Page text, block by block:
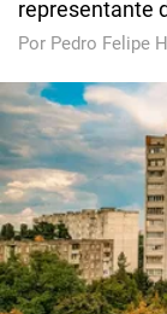
representante
Por Pedro Felipe